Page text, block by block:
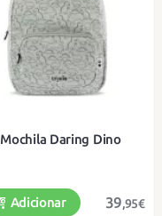
Mochila Daring Dino
39,95€
Adicionar